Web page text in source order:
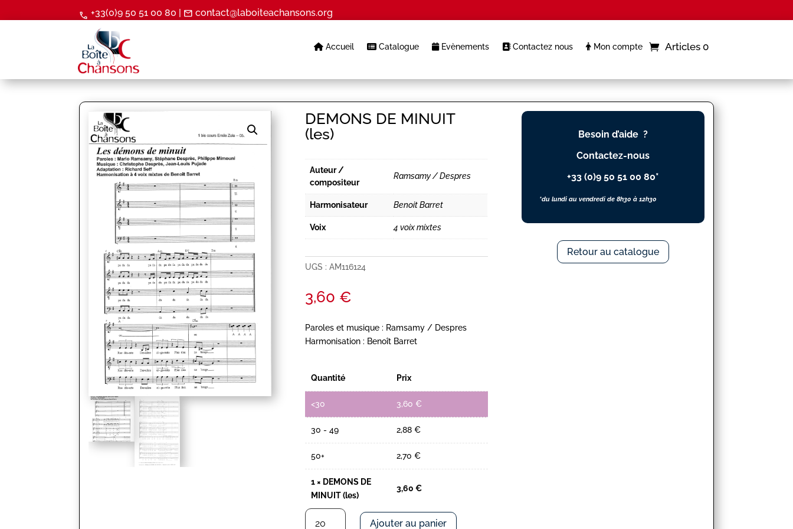
call +33(0)9 50 51 00 80 | mail contact@laboiteachansons.org
Accueil Catalogue Evènements Contactez nous Mon compte Articles 0
DEMONS DE MINUIT
(les)
Auteur /
compositeur
Ramsamy / Despres
Harmonisateur Benoit Barret
Voix 4 voix mixtes
UGS :AM116124
3,60 €
Paroles et musique : Ramsamy / Despres
Harmonisation : Benoît Barret
Quantité Prix
<30 3,60 €
30 - 49 2,88 €
50+ 2,70 €
1 × DEMONS DE
MINUIT (les)
3,60 €
quantité
Ajouter au panier
Besoin d’aide ?
Contactez-nous
+33 (0)9 50 51 00 80*
*du lundi au vendredi de 8h30 à 12h30
Retour au catalogue